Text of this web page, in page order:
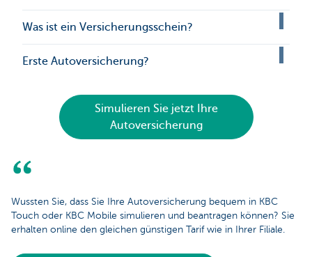
Was ist ein Versicherungsschein?
Erste Autoversicherung?
Simulieren Sie jetzt Ihre
Autoversicherung
Wussten Sie, dass Sie Ihre Autoversicherung bequem in KBC
Touch oder KBC Mobile simulieren und beantragen können? Sie
erhalten online den gleichen günstigen Tarif wie in Ihrer Filiale.